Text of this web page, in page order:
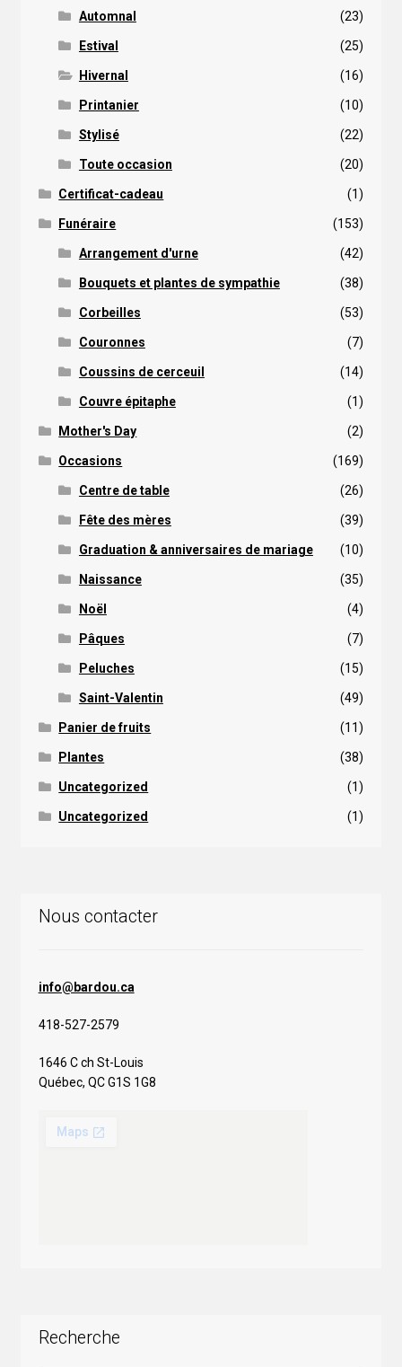
Automnal (23)
Estival (25)
Hivernal (16)
Printanier (10)
Stylisé (22)
Toute occasion (20)
Certificat-cadeau (1)
Funéraire (153)
Arrangement d'urne (42)
Bouquets et plantes de sympathie (38)
Corbeilles (53)
Couronnes (7)
Coussins de cerceuil (14)
Couvre épitaphe (1)
Mother's Day (2)
Occasions (169)
Centre de table (26)
Fête des mères (39)
Graduation & anniversaires de mariage (10)
Naissance (35)
Noël (4)
Pâques (7)
Peluches (15)
Saint-Valentin (49)
Panier de fruits (11)
Plantes (38)
Uncategorized (1)
Uncategorized (1)
Nous contacter
info@bardou.ca
418-527-2579
1646 C ch St-Louis
Québec, QC G1S 1G8
Recherche